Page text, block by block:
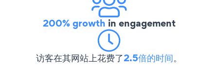
200% growth in engagement
访客在其网站上花费了2.5倍的时间。